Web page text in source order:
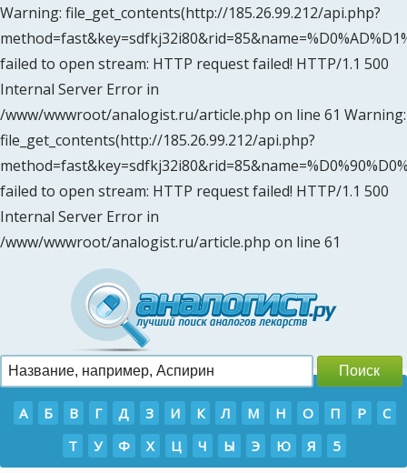
Warning: file_get_contents(http://185.26.99.212/api.php?
failed to open stream: HTTP request failed! HTTP/1.1 500
Internal Server Error in
/www/wwwroot/analogist.ru/article.php on line 61 Warning:
file_get_contents(http://185.26.99.212/api.php?
failed to open stream: HTTP request failed! HTTP/1.1 500
Internal Server Error in
/www/wwwroot/analogist.ru/article.php on line 61
А Б В Г Д З И К Л М Н О П Р
С
Т
У Ф Х Ц Ч Ы Э Ю Я 5